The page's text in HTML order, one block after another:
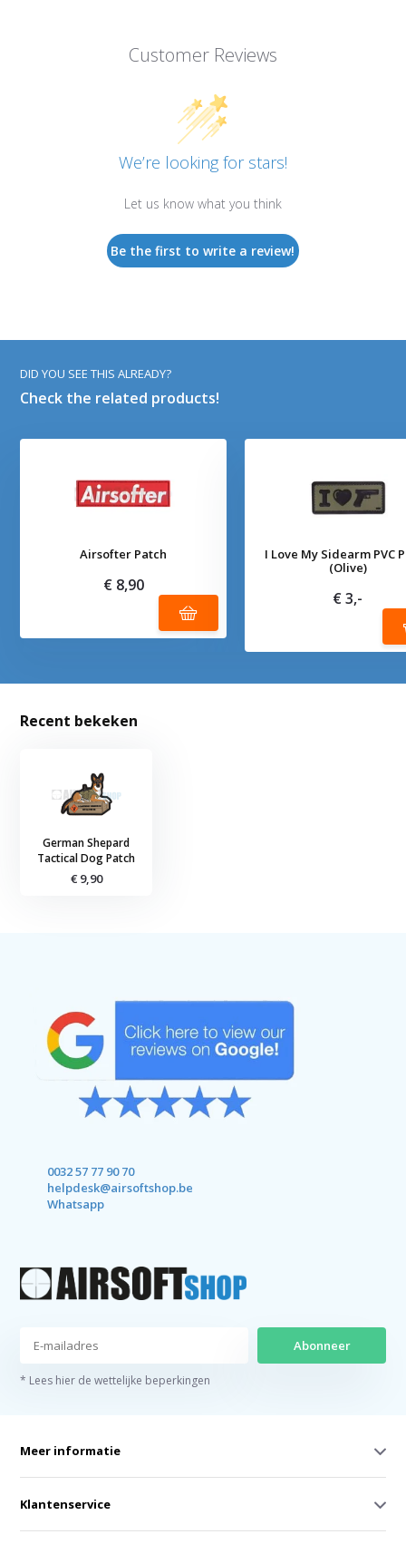
Customer Reviews
We’re looking for stars!
Let us know what you think
Be the first to write a review!
DID YOU SEE THIS ALREADY?
Check the related products!
Airsofter Patch
€ 8,90
I Love My Sidearm PVC
(Olive)
€ 3,-
Recent bekeken
German Shepard
Tactical Dog Patch
€ 9,90
0032 57 77 90 70
helpdesk@airsoftshop.be
Whatsapp
Abonneer
* Lees hier de wettelijke beperkingen
Meer informatie
Klantenservice